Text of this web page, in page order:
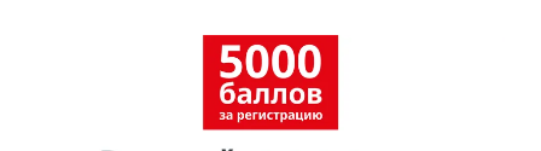
попадании внутрь. Эти же органы подтвердили, что
покрытия из ПТФЭ не представляют опасности для
здоровья при использовании в посуде для